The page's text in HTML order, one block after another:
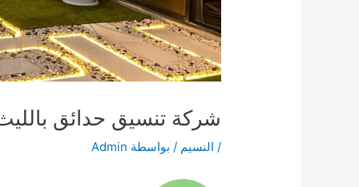
شركة تنسيق حدائق بالليث
/ النسيم / بواسطة Admin